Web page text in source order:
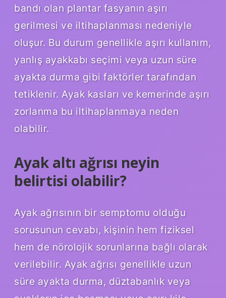
bandı olan plantar fasyanın aşırı
gerilmesi ve iltihaplanması nedeniyle
oluşur. Bu durum genellikle aşırı kullanım,
yanlış ayakkabı seçimi veya uzun süre
ayakta durma gibi faktörler tarafından
tetiklenir. Ayak kasları ve kemerinde aşırı
zorlanma bu iltihaplanmaya neden
olabilir.
Ayak altı ağrısı neyin
belirtisi olabilir?
Ayak ağrısının bir semptomu olduğu
sorusunun cevabı, kişinin hem fiziksel
hem de nörolojik sorunlarına bağlı olarak
verilebilir. Ayak ağrısı genellikle uzun
süre ayakta durma, düztabanlık veya